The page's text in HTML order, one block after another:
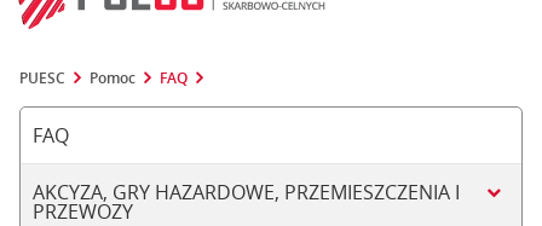
PUESC Pomoc FAQ
FAQ
AKCYZA, GRY HAZARDOWE, PRZEMIESZCZENIA I
PRZEWOZY